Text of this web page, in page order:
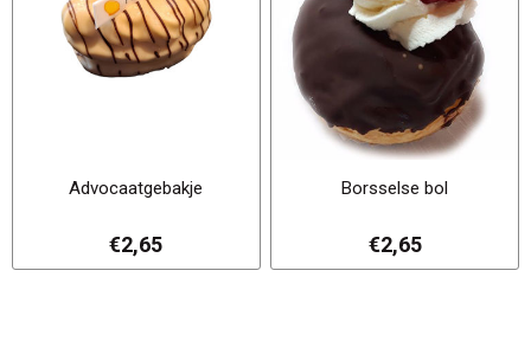
Advocaatgebakje
€2,65
Borsselse bol
€2,65